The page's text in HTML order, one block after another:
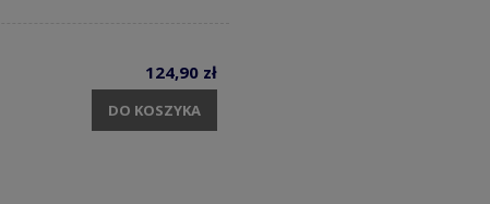
124,90 zł
DO KOSZYKA